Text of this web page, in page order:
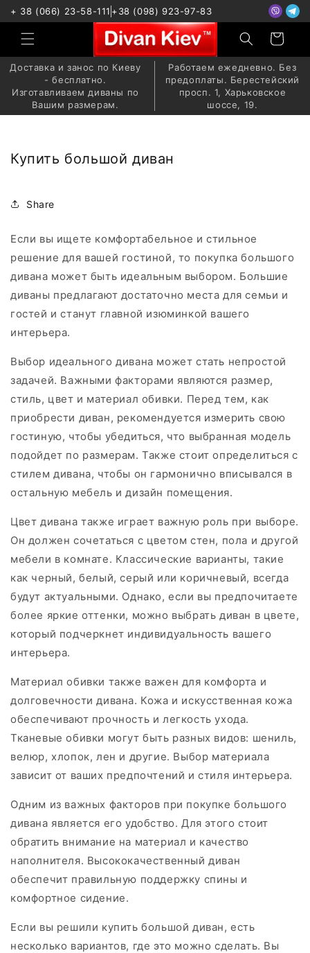
к
+ 38 (066) 23-58-111 +38 (098) 923-97-83
Корзина
Доставка и занос по Киеву
- бесплатно.
Изготавливаем диваны по
Вашим размерам.
Работаем ежедневно. Без
предоплаты. Берестейский
просп. 1, Харьковское
шоссе, 19.
Купить большой диван
Share
Если вы ищете комфортабельное и стильное
решение для вашей гостиной, то покупка большого
дивана может быть идеальным выбором. Большие
диваны предлагают достаточно места для семьи и
гостей и станут главной изюминкой вашего
интерьера.
Выбор идеального дивана может стать непростой
задачей. Важными факторами являются размер,
стиль, цвет и материал обивки. Перед тем, как
приобрести диван, рекомендуется измерить свою
гостиную, чтобы убедиться, что выбранная модель
подойдет по размерам. Также стоит определиться с
стилем дивана, чтобы он гармонично вписывался в
остальную мебель и дизайн помещения.
Цвет дивана также играет важную роль при выборе.
Он должен сочетаться с цветом стен, пола и другой
мебели в комнате. Классические варианты, такие
как черный, белый, серый или коричневый, всегда
будут актуальными. Однако, если вы предпочитаете
более яркие оттенки, можно выбрать диван в цвете,
который подчеркнет индивидуальность вашего
интерьера.
Материал обивки также важен для комфорта и
долговечности дивана. Кожа и искусственная кожа
обеспечивают прочность и легкость ухода.
Тканевые обивки могут быть разных видов: шениль,
велюр, хлопок, лен и другие. Выбор материала
зависит от ваших предпочтений и стиля интерьера.
Одним из важных факторов при покупке большого
дивана является его удобство. Для этого стоит
обратить внимание на материал и качество
наполнителя. Высококачественный диван
обеспечит правильную поддержку спины и
комфортное сидение.
Если вы решили купить большой диван, есть
несколько вариантов, где это можно сделать. Вы